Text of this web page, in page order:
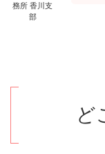
不貞行為を
不貞行
務所 香川支
部
ど